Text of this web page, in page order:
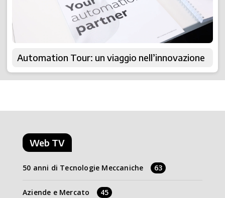
Automation Tour: un viaggio nell’innovazione
Web TV
50 anni di Tecnologie Meccaniche 63
Aziende e Mercato 45